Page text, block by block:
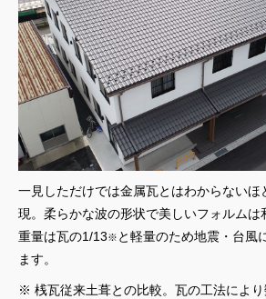
一見しただけでは金属瓦とはわからないほ
現。柔らかな波の形状で美しいフォルムは
重量は瓦の1/13※ と軽量のため地震・台風
ます。
※ 桟瓦従来土葺との比較。瓦の工法により